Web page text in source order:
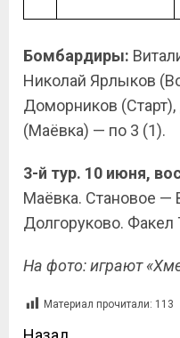
Бомбардиры:
Николай Ярлыков
Доморников
(Маёвка) — по 3 (1).
3-й тур. 10 июня,
Маёвка. Становое —
Долгоруково.
На фото: играют
Материал прочитали: 113